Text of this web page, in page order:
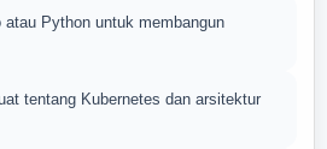
atau Python untuk membangun
tentang Kubernetes dan arsitektur